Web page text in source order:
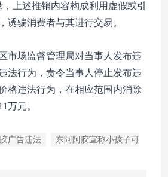
上述推销内容构成利用虚假或引
诱骗消费者与其进行交易。
市场监督管理局对当事人发布违
法行为，责令当事人停止发布违
格违法行为，在相应范围内消除
万元。
广告违法
东阿阿胶宣称小孩子可